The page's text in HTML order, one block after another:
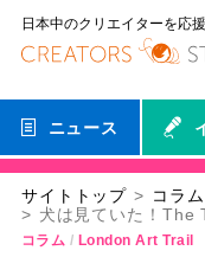
日本中のクリエイターを応
ニュース
サイトトップ コラム
犬は見ていた！The
コラム London Art Trail